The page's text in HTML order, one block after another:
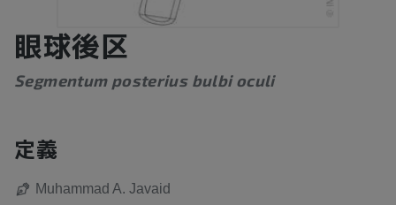
眼球後区
Segmentum posterius bulbi oculi
定義
Muhammad A. Javaid